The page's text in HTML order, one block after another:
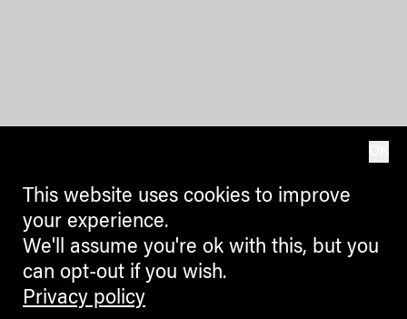
This website uses cookies to improve
your experience.
We'll assume you're ok with this, but you
can opt-out if you wish.
Privacy policy